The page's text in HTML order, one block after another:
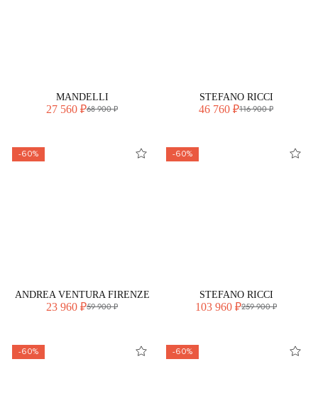
MANDELLI
27 560 ₽68 900 ₽
STEFANO RICCI
46 760 ₽116 900 ₽
-60%
ANDREA VENTURA FIRENZE
23 960 ₽59 900 ₽
-60%
STEFANO RICCI
103 960 ₽259 900 ₽
-60% -60%